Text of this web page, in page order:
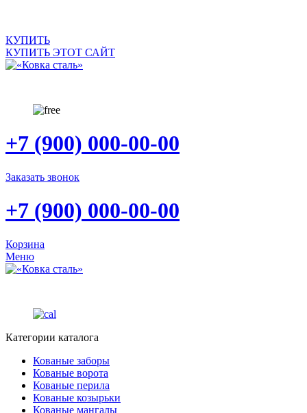
КУПИТЬ
КУПИТЬ ЭТОТ САЙТ
+7 (900) 000-00-00
Заказать звонок
+7 (900) 000-00-00
Корзина
Меню
Категории каталога
Кованые заборы
Кованые ворота
Кованые перила
Кованые козырьки
Кованые мангалы